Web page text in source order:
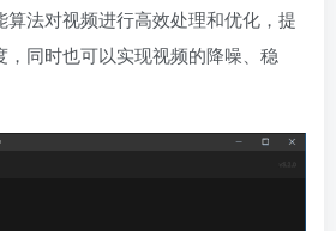
法对视频进行高效处理和优化，提
同时也可以实现视频的降噪、稳